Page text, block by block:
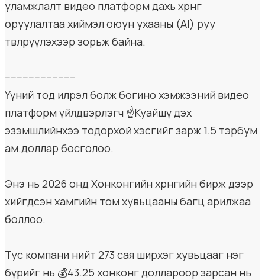
уламжлалт видео платформ дахь хөрөнгө
оруулалтаа хиймэл оюун ухааны (AI) руу
төвлөрүүлэхээр зорьж байна.
------------------------
Үүний тод илрэл болж богино хэмжээний видео
платформ үйлдвэрлэгч ☝️Куайшөү дэх
эзэмшлийнхээ тодорхой хэсгийг зарж 1.5 тэрбум
ам.доллар босголоо.
Энэ нь 2026 онд Хонконгийн хөрөнгийн бирж дээр
хийгдсэн хамгийн том хувьцааны багц арилжаа
боллоо.
Тус компани нийт 273 сая ширхэг хувьцааг нэг
бүрийг нь 💰43.25 хонконг доллароор зарсан нь